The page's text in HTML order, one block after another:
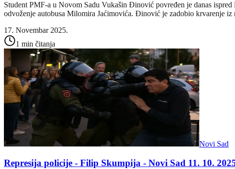
Student PMF-a u Novom Sadu Vukašin Đinović povređen je danas
odvoženje autobusa Milomira Jaćimovića. Đinović je zadobio krvarenje
17. Novembar 2025.
1 min čitanja
Novi Sad
Represija policije - Filip Skumpija - Novi Sad 11. 10.